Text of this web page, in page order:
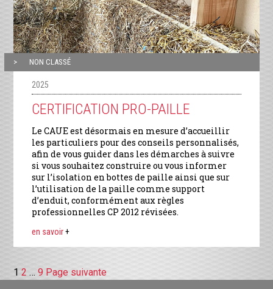
NON CLASSÉ
2025
CERTIFICATION PRO-PAILLE
Le CAUE est désormais en mesure d’accueillir
les particuliers pour des conseils personnalisés,
afin de vous guider dans les démarches à suivre
si vous souhaitez construire ou vous informer
sur l’isolation en bottes de paille ainsi que sur
l’utilisation de la paille comme support
d’enduit, conformément aux règles
professionnelles CP 2012 révisées.
en savoir+
Pagination
Page
1 Page
2 … Page
9 Page suivante